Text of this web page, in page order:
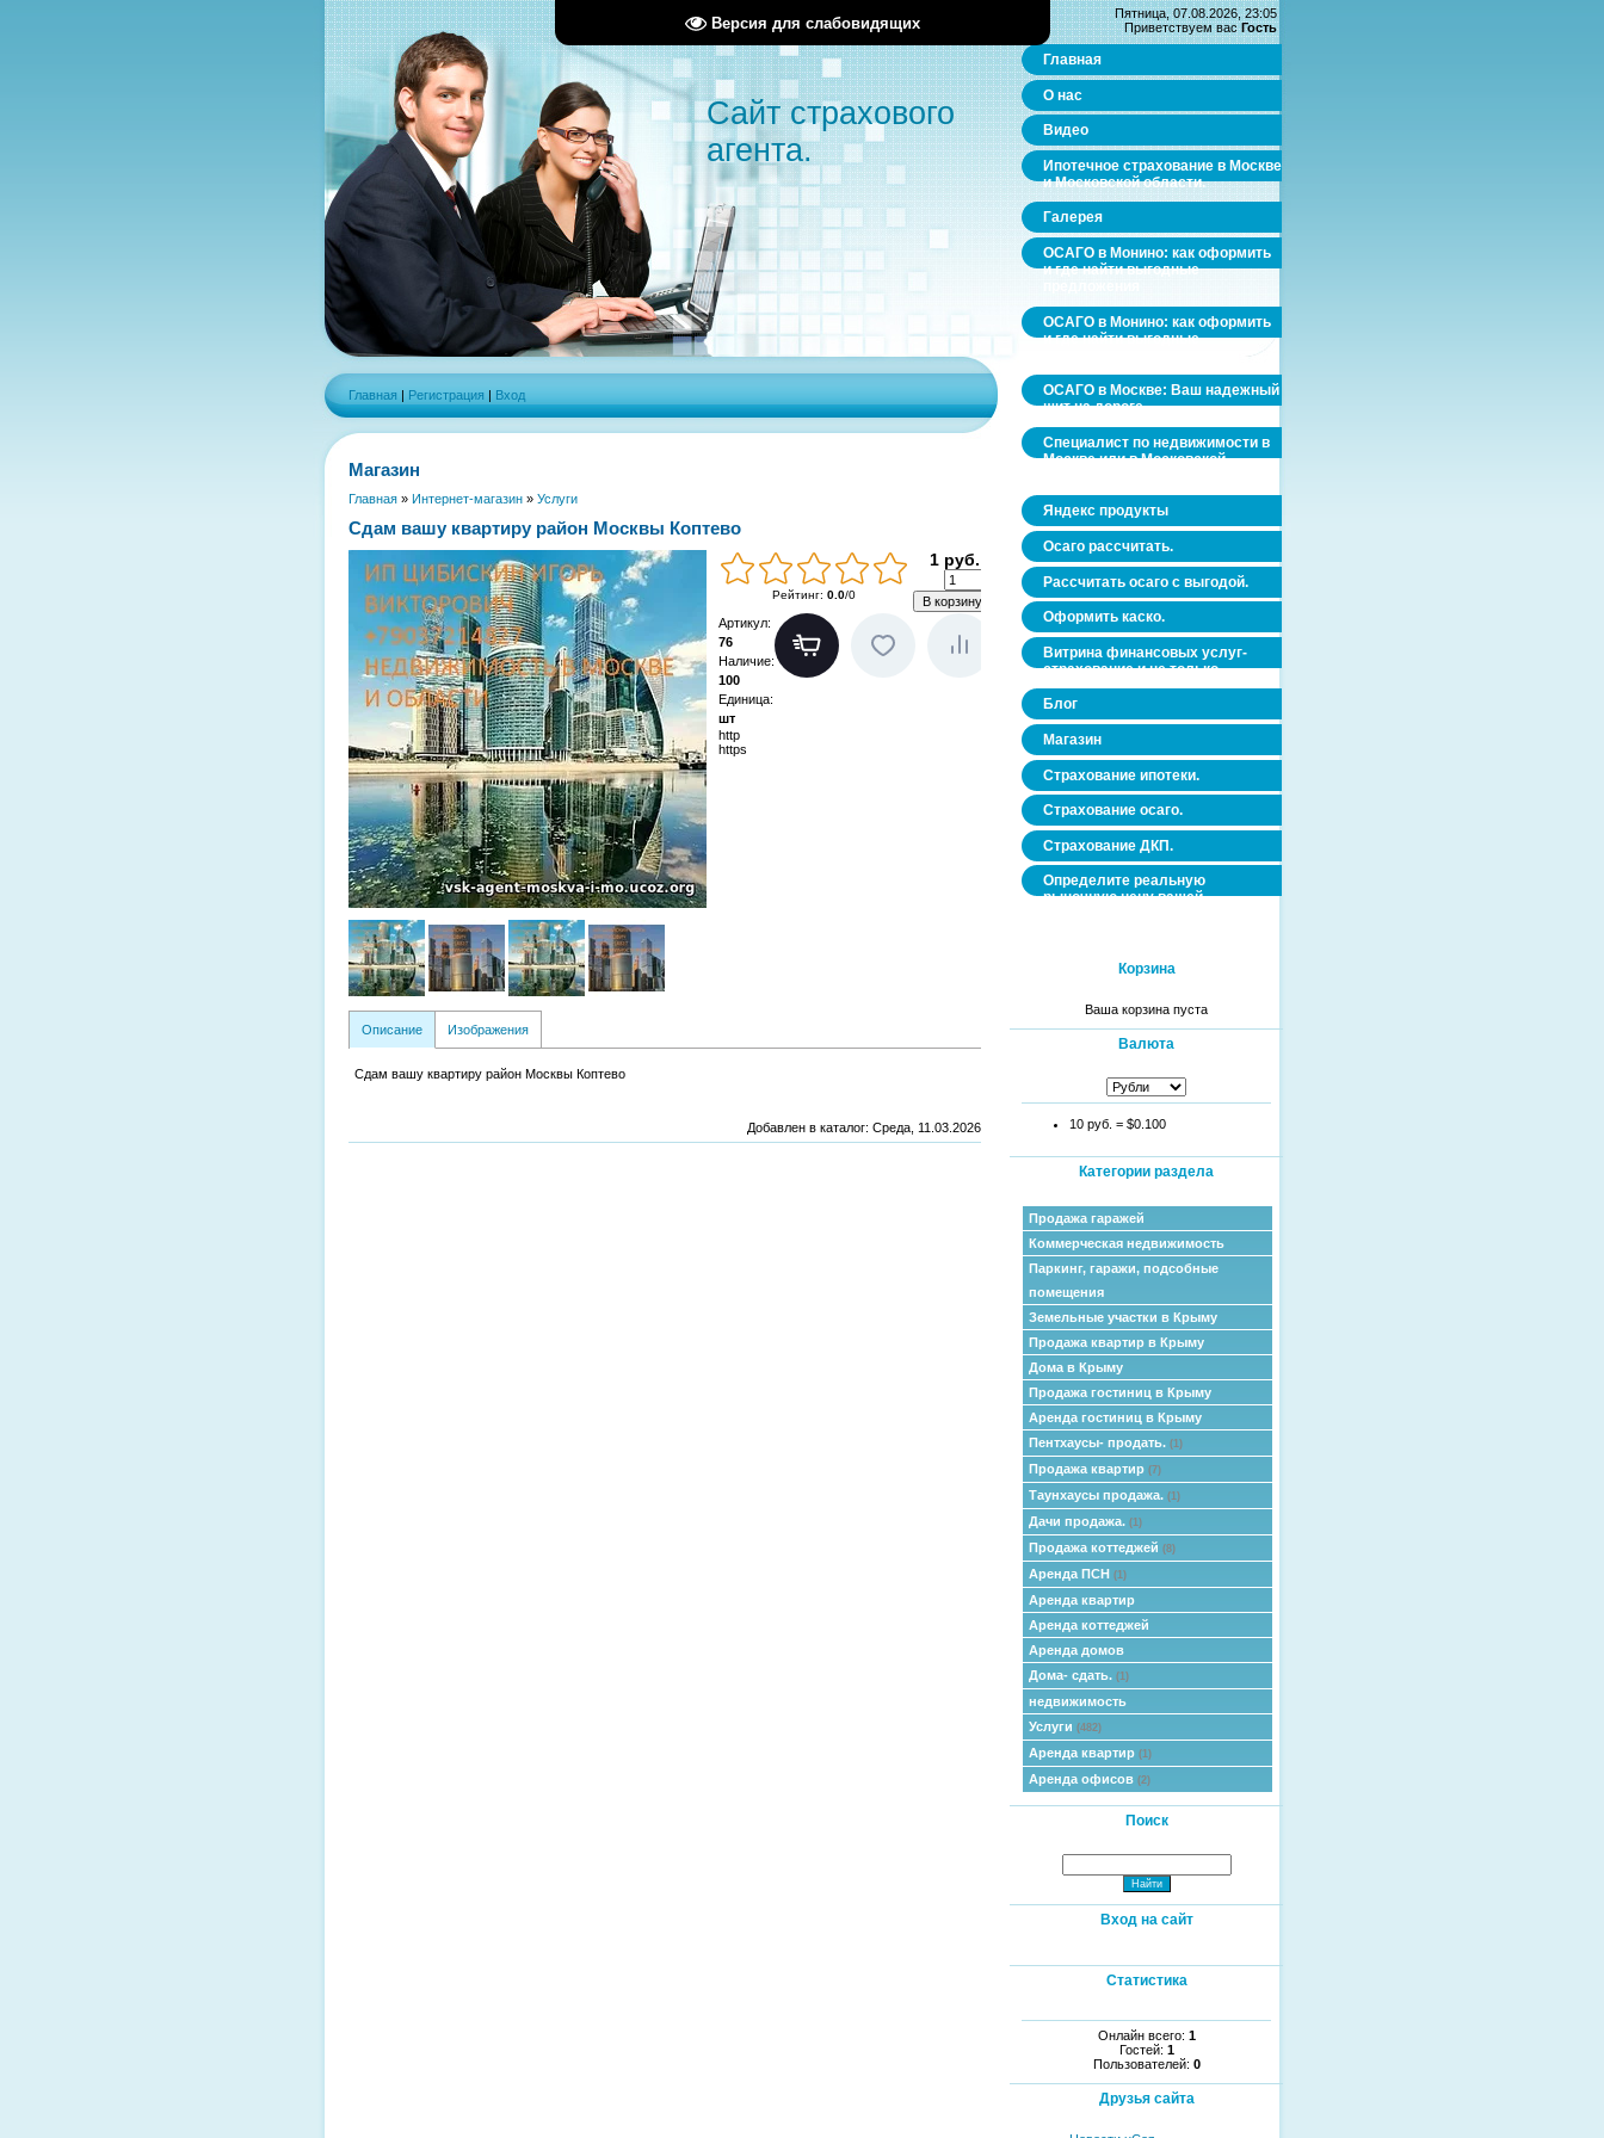
Версия для слабовидящих
Сайт страхового
агента.
Главная | Регистрация | Вход
Магазин
Главная » Интернет-магазин » Услуги
Сдам вашу квартиру район Москвы Коптево
Рейтинг: 0.0/0
1 руб.
Артикул:
76
Наличие:
100
Единица:
шт
http
https
Описание Изображения
Сдам вашу квартиру район Москвы Коптево
Добавлен в каталог: Среда, 11.03.2026
Пятница, 07.08.2026, 23:05
Приветствуем вас Гость
Главная
О нас
Видео
Ипотечное страхование в Москве
и Московской области.
Галерея
ОСАГО в Монино: как оформить
и где найти выгодные
ОСАГО в Монино: как оформить
и где найти выгодные
ОСАГО в Москве: Ваш надежный
щит на дороге
Специалист по недвижимости в
Москве или в Московской
Яндекс продукты
Осаго рассчитать.
Рассчитать осаго с выгодой.
Оформить каско.
Витрина финансовых услуг-
страхование и не только.
Блог
Магазин
Страхование ипотеки.
Страхование осаго.
Страхование ДКП.
Определите реальную
рыночную цену вашей
Корзина
Ваша корзина пуста
Валюта
10 руб. = $0.100
Категории раздела
Продажа гаражей
Коммерческая недвижимость
Паркинг, гаражи, подсобные
помещения
Земельные участки в Крыму
Продажа квартир в Крыму
Дома в Крыму
Продажа гостиниц в Крыму
Аренда гостиниц в Крыму
Пентхаусы- продать. (1)
Продажа квартир (7)
Таунхаусы продажа. (1)
Дачи продажа. (1)
Продажа коттеджей (8)
Аренда ПСН (1)
Аренда квартир
Аренда коттеджей
Аренда домов
Дома- сдать. (1)
недвижимость
Услуги (482)
Аренда квартир (1)
Аренда офисов (2)
Поиск
Вход на сайт
Статистика
Онлайн всего: 1
Гостей: 1
Пользователей: 0
Друзья сайта